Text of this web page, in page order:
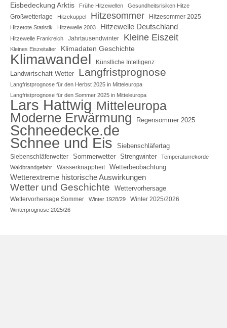
Eisbedeckung Arktis Frühe Hitzewellen Gesundheitsrisiken Hitze
Großwetterlage Hitzekuppel Hitzesommer Hitzesommer 2025
Hitzetote Statistik Hitzewelle 2003 Hitzewelle Deutschland
Hitzewelle Frankreich Jahrtausendwinter Kleine Eiszeit
Kleines Eiszeitalter Klimadaten Geschichte
Klimawandel Künstliche Intelligenz
Landwirtschaft Wetter Langfristprognose
Langfristprognose für den Herbst 2025 in Mitteleuropa
Langfristprognose für den Sommer 2025 in Mitteleuropa
Lars Hattwig Mitteleuropa
Moderne Erwärmung Regensommer 2025
Schneedecke.de
Schnee und Eis Siebenschläfertag
Siebenschläferwetter Sommerwetter Strengwinter
Temperaturrekorde
Waldbrandgefahr
Wasserknappheit Wetterbeobachtung
Wetterextreme historische Auswirkungen
Wetter und Geschichte Wettervorhersage
Wettervorhersage Sommer Winter 1928/29 Winter 2025/2026
Winterprognose 2025/26